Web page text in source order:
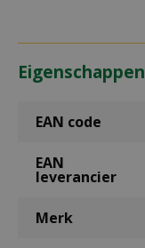
Eigenschappen
EAN code
EAN
leverancier
Merk